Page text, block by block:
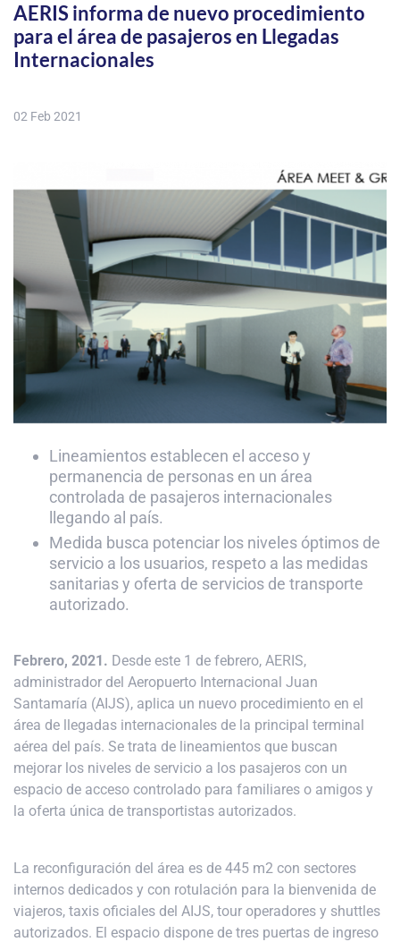
AERIS informa de nuevo procedimiento
para el área de pasajeros en Llegadas
Internacionales
02 Feb 2021
Lineamientos establecen el acceso y
permanencia de personas en un área
controlada de pasajeros internacionales
llegando al país.
Medida busca potenciar los niveles óptimos de
servicio a los usuarios, respeto a las medidas
sanitarias y oferta de servicios de transporte
autorizado.
Febrero, 2021. Desde este 1 de febrero, AERIS,
administrador del Aeropuerto Internacional Juan
Santamaría (AIJS), aplica un nuevo procedimiento en el
área de llegadas internacionales de la principal terminal
aérea del país. Se trata de lineamientos que buscan
mejorar los niveles de servicio a los pasajeros con un
espacio de acceso controlado para familiares o amigos y
la oferta única de transportistas autorizados.
La reconfiguración del área es de 445 m2 con sectores
internos dedicados y con rotulación para la bienvenida de
viajeros, taxis oficiales del AIJS, tour operadores y shuttles
autorizados. El espacio dispone de tres puertas de ingreso